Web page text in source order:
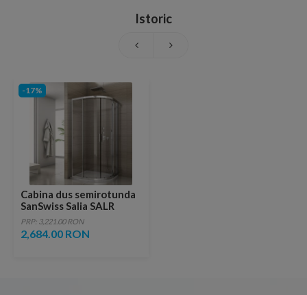
Istoric
-17%
Cabina dus semirotunda
SanSwiss Salia SALR
80x80xH190cm
PRP: 3,221.00 RON
2,684.00 RON